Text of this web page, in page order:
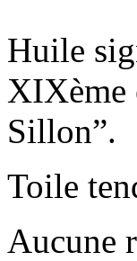
Huile
XIXème
Sillon”.
Toile
Aucune